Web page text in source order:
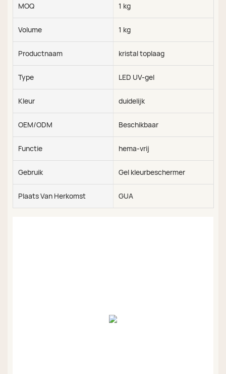
MOQ 1 kg
Volume 1 kg
Productnaam kristal toplaag
Type LED UV-gel
Kleur duidelijk
OEM/ODM Beschikbaar
Functie hema-vrij
Gebruik Gel kleurbeschermer
Plaats Van Herkomst GUA